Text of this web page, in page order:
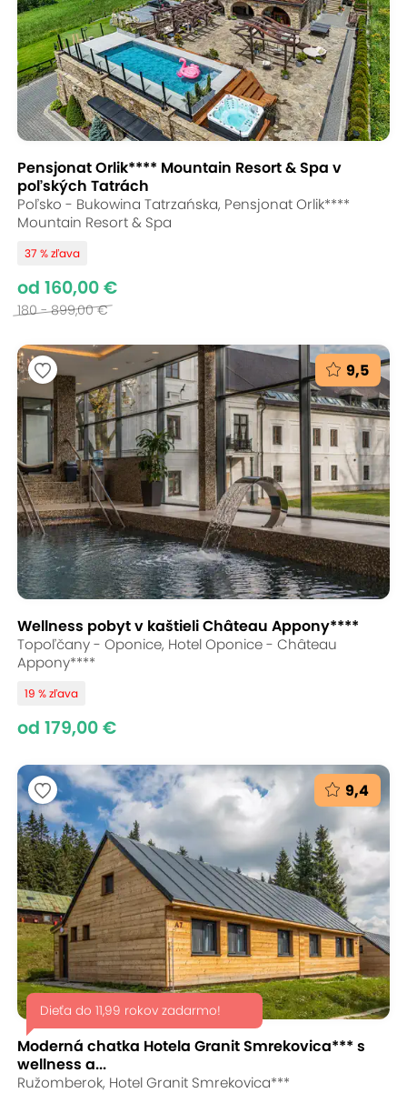
Pensjonat Orlik**** Mountain Resort & Spa v
poľských Tatrách
Poľsko - Bukowina Tatrzańska, Pensjonat Orlik****
Mountain Resort & Spa
37 % zľava
od 160,00 €
180 - 899,00 €
9,5
Wellness pobyt v kaštieli Château Appony****
Topoľčany - Oponice, Hotel Oponice - Château
Appony****
19 % zľava
od 179,00 €
9,4
Dieťa do 11,99 rokov zadarmo!
Moderná chatka Hotela Granit Smrekovica*** s
wellness a...
Ružomberok, Hotel Granit Smrekovica***